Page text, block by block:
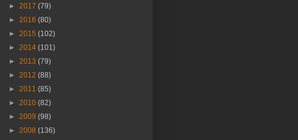
► 2017 (79)
► 2016 (80)
► 2015 (102)
► 2014 (101)
► 2013 (79)
► 2012 (88)
► 2011 (85)
► 2010 (82)
► 2009 (98)
► 2008 (136)